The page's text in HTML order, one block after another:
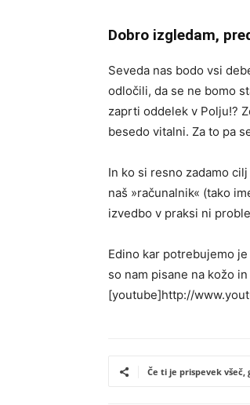
Dobro izgledam,
Seveda nas bodo vsi
odločili, da se ne bomo
zaprti oddelek v Polju!?
besedo vitalni. Za to pa
In ko si resno zadamo
naš »računalnik« (tako
izvedbo v praksi ni
Edino kar potrebujemo
so nam pisane na kožo
[youtube]http://
Če ti je prispevek všeč,